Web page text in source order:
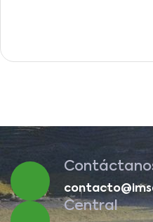
Central